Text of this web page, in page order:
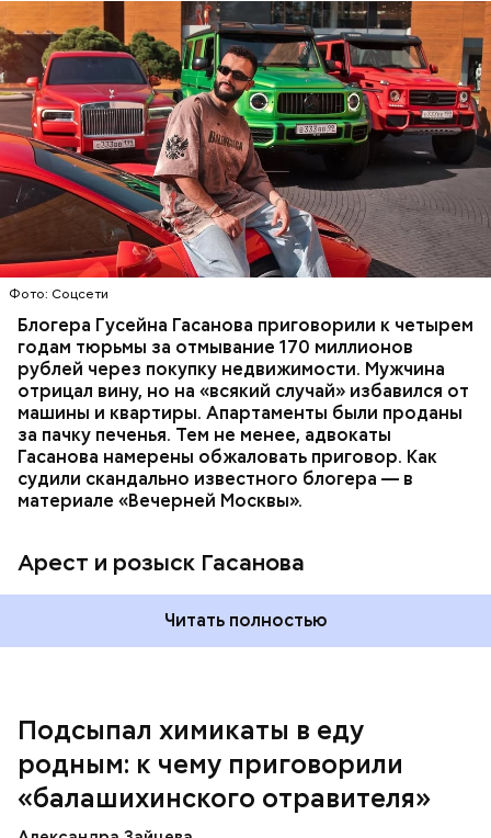
Фото: Соцсети
Блогера Гусейна Гасанова приговорили к четырем
годам тюрьмы за отмывание 170 миллионов
рублей через покупку недвижимости. Мужчина
отрицал вину, но на «всякий случай» избавился от
машины и квартиры. Апартаменты были проданы
за пачку печенья. Тем не менее, адвокаты
Гасанова намерены обжаловать приговор. Как
судили скандально известного блогера — в
материале «Вечерней Москвы».
Арест и розыск Гасанова
В мае 2025 года МВД РФ объявило в
международный розыскблогера Гусейна Гасанова.
В его отношении возбудили уголовное дело о
неуплате налогов и легализации преступных
доходов в особо крупном размере. В тот же день
мужчину заочно арестовали.
Фото: База розыска МВД РФ
Читать полностью
НАЛОГИ ПОИСК ЛЮДЕЙ ДЕНЬГИ
МВД
ГАСАН ГУСЕЙНОВ
Подсыпал химикаты в еду
родным: к чему приговорили
«балашихинского отравителя»
Play
Началось расследование. В квартире потерпевших
Также отравленную пищу ела его младшая сестра.
Молодого человека задержали. На первом же
допросе он признался, что планировал отравить
только отчима. Тогда следователи посчитали, что
мотивом преступления была квартира родителей,
которая в случае их смерти перешла бы сыну. Но
спустя несколько дней Миссюра заявил, что ранее
уже травил других людей.